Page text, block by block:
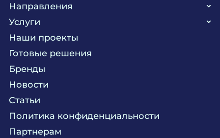
Направления
Кухня
Прачечная
Текстиль
Химия
Мебель
Комплексное оснащение
Услуги
Поставка аксессуаров и запасных частей
Сервисное обслуживание
Консалтинг
Технологическое проектирование
Продажа оборудования
Монтажные и пусконаладочные работы
Наши проекты
Готовые решения
Бренды
Новости
Статьи
Политика конфиденциальности
Партнерам